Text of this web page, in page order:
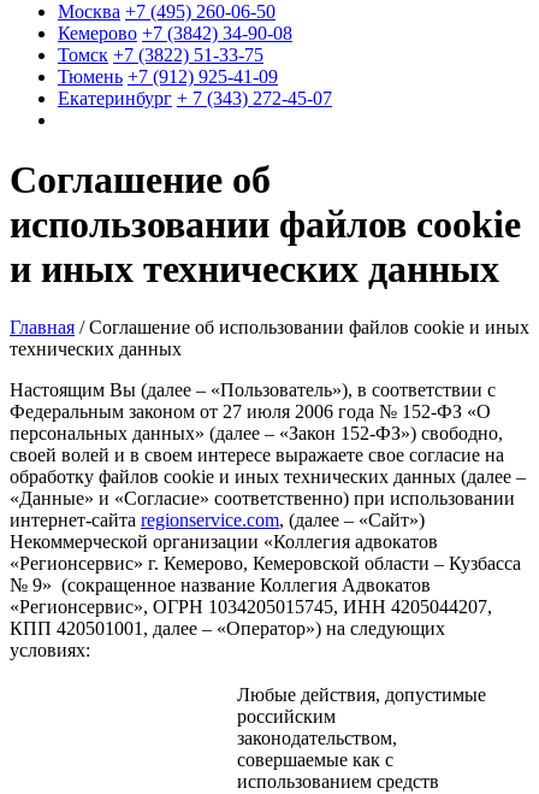
Москва +7 (495) 260-06-50
Кемерово +7 (3842) 34-90-08
Томск +7 (3822) 51-33-75
Тюмень +7 (912) 925-41-09
Екатеринбург + 7 (343) 272-45-07
Соглашение об
использовании файлов cookie
и иных технических данных
Главная /Соглашение об использовании файлов cookie и иных
технических данных
Настоящим Вы (далее – «Пользователь»), в соответствии с
Федеральным законом от 27 июля 2006 года № 152-ФЗ «О
персональных данных» (далее – «Закон 152-ФЗ») свободно,
своей волей и в своем интересе выражаете свое согласие на
обработку файлов сookie и иных технических данных (далее –
«Данные» и «Согласие» соответственно) при использовании
интернет-сайта regionservice.com, (далее – «Сайт»)
Некоммерческой организации «Коллегия адвокатов
«Регионсервис» г. Кемерово, Кемеровской области – Кузбасса
№ 9» (сокращенное название Коллегия Адвокатов
«Регионсервис», ОГРН 1034205015745, ИНН 4205044207,
КПП 420501001, далее – «Оператор») на следующих
условиях:
Любые действия, допустимые
российским
законодательством,
совершаемые как с
использованием средств